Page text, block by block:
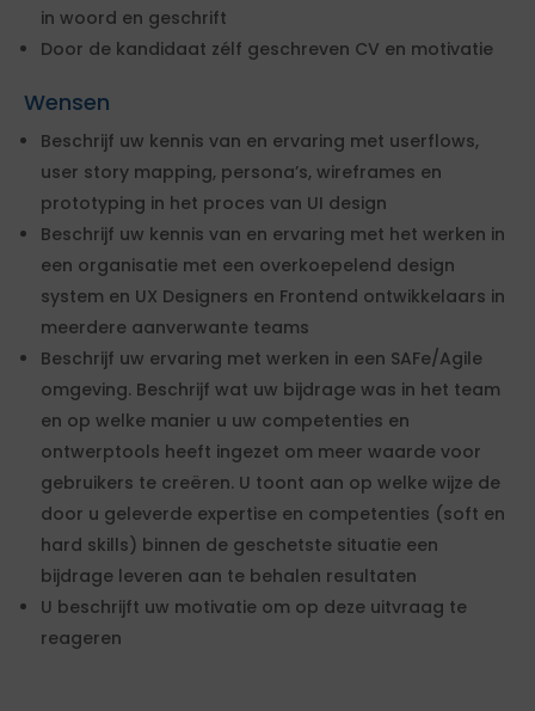
in woord en geschrift
Door de kandidaat zélf geschreven CV en motivatie
Wensen
Beschrijf uw kennis van en ervaring met userflows,
user story mapping, persona’s, wireframes en
prototyping in het proces van UI design
Beschrijf uw kennis van en ervaring met het werken in
een organisatie met een overkoepelend design
system en UX Designers en Frontend ontwikkelaars in
meerdere aanverwante teams
Beschrijf uw ervaring met werken in een SAFe/Agile
omgeving. Beschrijf wat uw bijdrage was in het team
en op welke manier u uw competenties en
ontwerptools heeft ingezet om meer waarde voor
gebruikers te creëren. U toont aan op welke wijze de
door u geleverde expertise en competenties (soft en
hard skills) binnen de geschetste situatie een
bijdrage leveren aan te behalen resultaten
U beschrijft uw motivatie om op deze uitvraag te
reageren